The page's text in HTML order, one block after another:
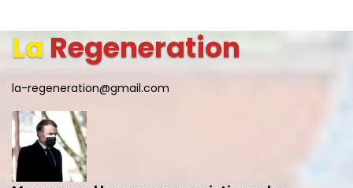
LaRegeneration
la-regeneration@gmail.com